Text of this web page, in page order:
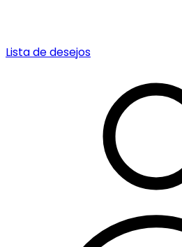
Lista de desejos